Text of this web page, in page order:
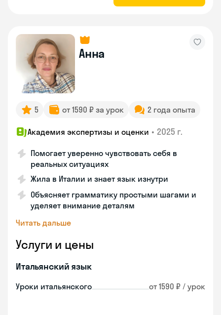
Анна
5 от 1590 ₽ за урок 2 года опыта
Академия экспертизы и оценки • 2025 г.
Помогает уверенно чувствовать себя в
реальных ситуациях
Жила в Италии и знает язык изнутри
Объясняет грамматику простыми шагами и
уделяет внимание деталям
Читать дальше
Услуги и цены
Итальянский язык
Уроки итальянского от 1590 ₽ / урок